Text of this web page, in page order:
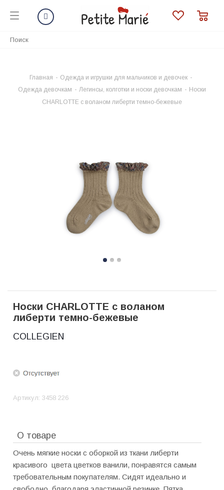
Главная - Одежда и игрушки для мальчиков и девочек -
Одежда девочкам - Легинсы, колготки и носки девочкам - Носки
CHARLOTTE с воланом либерти темно-бежевые
Носки CHARLOTTE с воланом
либерти темно-бежевые
COLLEGIEN
Артикул: 3458 226
О товаре
Очень мягкие носки c оборкой из ткани либерти
красивого цвета цветков ванили, понравятся самым
требовательным покупателям. Сидят идеально и